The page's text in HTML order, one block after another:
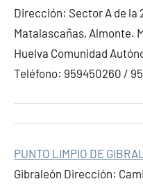
Dirección: Sector A de la
Matalascañas, Almonte.
Huelva Comunidad
Teléfono: 959450260 /
PUNTO LIMPIO DE
Gibraleón Dirección: